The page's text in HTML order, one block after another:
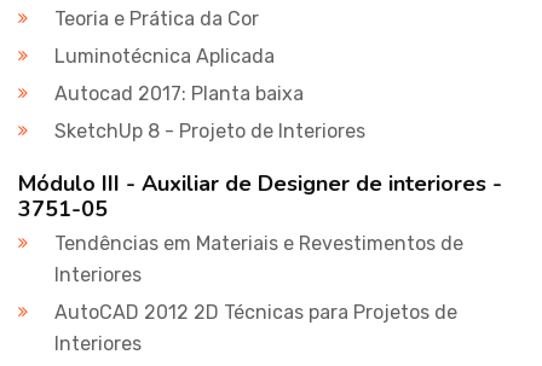
Teoria e Prática da Cor
Luminotécnica Aplicada
Autocad 2017: Planta baixa
SketchUp 8 - Projeto de Interiores
Módulo III - Auxiliar de Designer de interiores -
3751-05
Tendências em Materiais e Revestimentos de
Interiores
AutoCAD 2012 2D Técnicas para Projetos de
Interiores